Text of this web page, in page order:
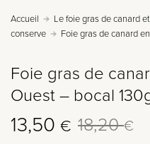
Accueil Le foie gras de canard
conserve
Foie gras de canard
Foie gras de
Ouest – bocal
18,20€
Le
13,50 €
Le